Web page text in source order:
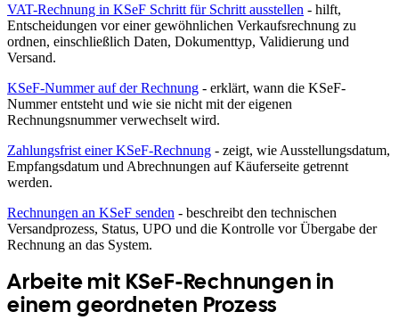
VAT-Rechnung in KSeF Schritt für Schritt ausstellen - hilft,
Entscheidungen vor einer gewöhnlichen Verkaufsrechnung zu
ordnen, einschließlich Daten, Dokumenttyp, Validierung und
Versand.
KSeF-Nummer auf der Rechnung - erklärt, wann die KSeF-
Nummer entsteht und wie sie nicht mit der eigenen
Rechnungsnummer verwechselt wird.
Zahlungsfrist einer KSeF-Rechnung - zeigt, wie Ausstellungsdatum,
Empfangsdatum und Abrechnungen auf Käuferseite getrennt
werden.
Rechnungen an KSeF senden - beschreibt den technischen
Versandprozess, Status, UPO und die Kontrolle vor Übergabe der
Rechnung an das System.
Arbeite mit KSeF-Rechnungen in
einem geordneten Prozess